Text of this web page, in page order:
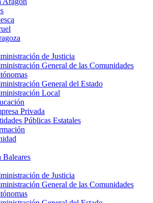
de Justicia
General de las Comunidades
General del Estado
Local
Privada
Públicas Estatales
Baleares
de Justicia
General de las Comunidades